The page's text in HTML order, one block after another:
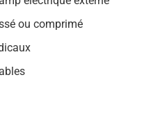
ou comprimé